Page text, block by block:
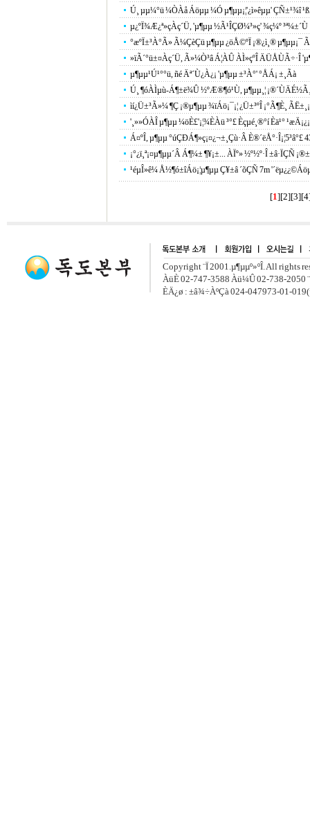
Ú¸ µµ¼­°ü ¼ÒÀå Áöµµ ¼Ó µ¶µµ¡¦'¿ì»êµµ' ÇÑ±¹¾î
µ¿ºÏ¾Æ¿ª»çÀç´Ü, 'µ¶µµ ½Ã¹ÎÇØ¼³»ç' ¾ç¼º ³ª¼±´Ù
°æºÏ±³À°Ã» Ã¼ÇèÇü µ¶µµ ¿öÅ©ºÏ ¡®¿ì¸® µ¶µµ¡¯
»ïÃ´°ü±¤Àç´Ü, Ã»¼Ò³â Á¦ÀÛ ÀÌ»çºÎ ÄÜÅÙÃ÷·Î
µ¶µµ¹Ú¹°°ü, ñé Äª´Ù¿À¿¡ 'µ¶µµ ±³À°' °ÅÁ¡ ±¸Ãà
Ú¸ ¶óÀÌµù-Á¶±ë¾Û ½ºÆ®¶ó¹Ù, µ¶µµ¸¦
ìí¿Ü±³Ã»¼­ ¶Ç ¡®µ¶µµ ¾ïÁö¡¯¡¦ ¿Ü±³ºÎ ¡°Ã¶È¸
'¸»»ÓÀÎ µ¶µµ ¼öÈ£'¡¦¾ÈÀü ³­°£ Èçµé¸®°í Èä¹°
Á¤ºÎ, µ¶µµ °úÇÐÁ¶»ç¡¤¿¬±¸Çù·Â È®´ëÅ°·Î¡¦5³â°£
¡°¿ï¸ª¡¤µ¶µµ´Â Á¶¼± ¶¥¡±... ÀÏº» ½º½º·Î ±â·ÏÇÑ
¹éµÎ»ê¼­ Å½¶ó±îÁö¡¦µ¶µµ Ç¥±â ´õÇÑ 7m
[1][2][3][4
Copyright ¨Ï 2001.µ¶µµº»ºÎ. All rights
ÀüÈ­ 02-747-3588 Àü¼Û 02-738-2050
ÈÄ¿ø : ±â¾÷ÀºÇà 024-047973-01-